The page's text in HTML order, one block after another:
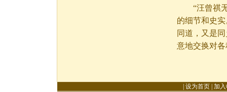
“汪曾祺无
的细节和史
同道，又是
意地交换对
设为首页 加